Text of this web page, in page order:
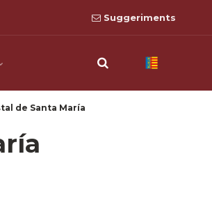
Suggeriments
de Santa María